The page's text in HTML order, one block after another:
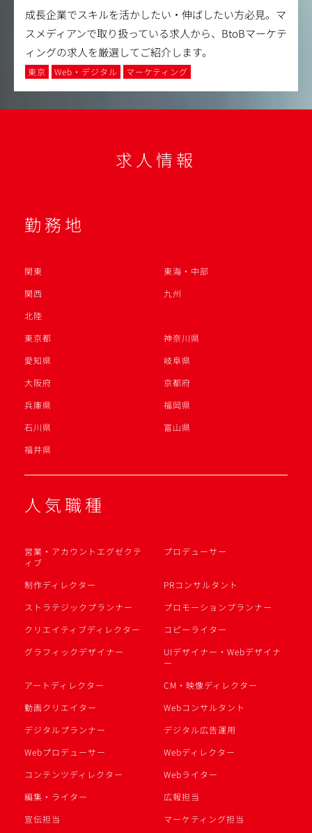
成長企業でスキルを活かしたい・伸ばしたい方必見。マ
スメディアンで取り扱っている求人から、BtoBマーケテ
ィングの求人を厳選してご紹介します。
東京 Web・デジタル マーケティング
求人情報
勤務地
関東
東海・中部
関西
九州
北陸
東京都
神奈川県
愛知県
岐阜県
大阪府
京都府
兵庫県
福岡県
石川県
富山県
福井県
人気職種
営業・アカウントエグゼクテ
ィブ
プロデューサー
制作ディレクター
PRコンサルタント
ストラテジックプランナー
プロモーションプランナー
クリエイティブディレクター
コピーライター
グラフィックデザイナー
UIデザイナー・Webデザイナ
ー
アートディレクター
CM・映像ディレクター
動画クリエイター
Webコンサルタント
デジタルプランナー
デジタル広告運用
Webプロデューサー
Webディレクター
コンテンツディレクター
Webライター
編集・ライター
広報担当
宣伝担当
マーケティング担当